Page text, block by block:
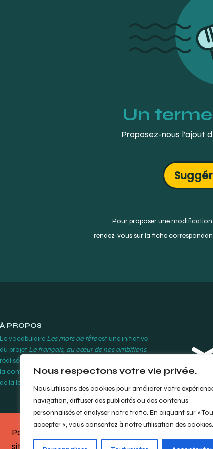
Nous respectons votre vie privée.
Nous utilisons des cookies pour améliorer votre
navigation, diffuser des publicités ou des contenus
personnalisés et analyser notre trafic. En cliquant sur «
accepter », vous consentez à notre utilisation des cookies.
Un
Proposez-nous l’ajout
Pour proposer une
rendez-vous sur la fiche
À PROPOS
Le vocabulaire Les mots de têteest une initiative
du projet Le français, au cœur de nos ambitions,
réalisée par le Cégep Édouard-Montpetit grâce à
la contribution financière de l’Office québécois
de la langue française.
© Cégep
Partagez votre opinion sur le
site en répondant à notrebref